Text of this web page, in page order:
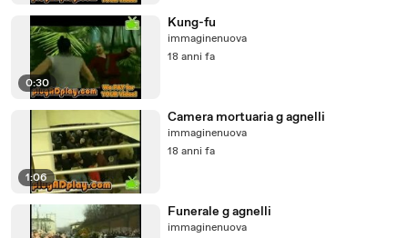
0:30
Kung-fu
immaginenuova
18 anni fa
1:06
Camera mortuaria g agnelli
immaginenuova
18 anni fa
Funerale g agnelli
immaginenuova